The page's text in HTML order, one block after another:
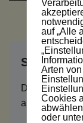
Schreibe
Du musst
abzugeben.
auf „Alle
Arten
Cookies
oder